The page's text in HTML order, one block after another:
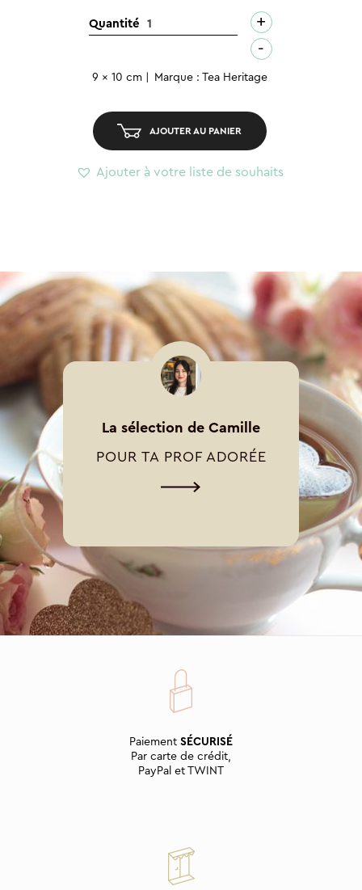
Quantitéquantité
Coeur
Breakfast
+
-
9 x 10 cm Marque : Tea Heritage
AJOUTER AU PANIER
Ajouter à votre liste de souhaits
La sélection de Camille
POUR TA PROF ADORÉE
Paiement SÉCURISÉ
Par carte de crédit,
PayPal et TWINT